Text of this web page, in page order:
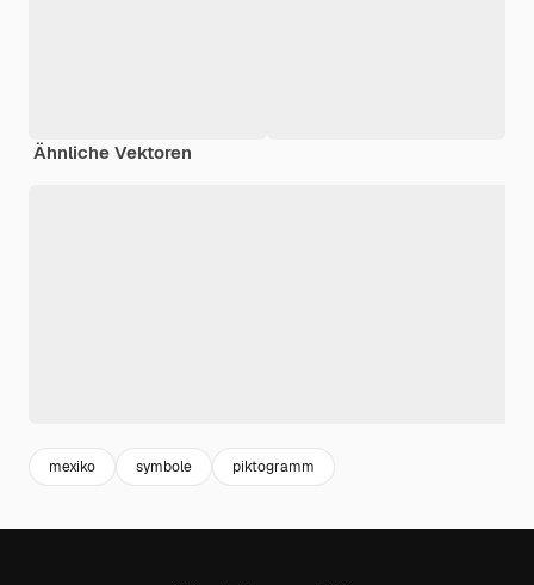
Ähnliche Vektoren
mexiko symbole piktogramm